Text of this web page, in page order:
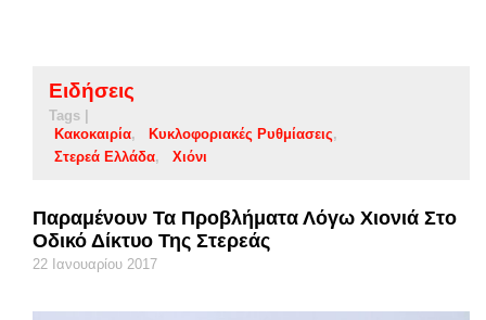
Ειδήσεις
Tags |
Κακοκαιρία
Κυκλοφοριακές Ρυθμίασεις
Στερεά Ελλάδα
Χιόνι
Παραμένουν Τα Προβλήματα Λόγω Χιονιά Στο
Οδικό Δίκτυο Της Στερεάς
22 Ιανουαρίου 2017